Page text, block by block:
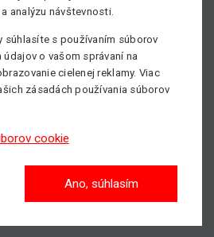
priestory prevádzkovateľa
analýzu návštevnosti.
súhlasíte s používaním súborov
o vašom správaní na
cielenej reklamy. Viac
zásadách používania súborov
cookie
Ano, súhlasím